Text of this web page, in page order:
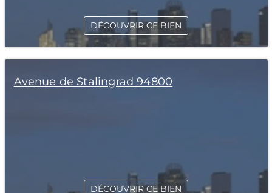
DÉCOUVRIR CE BIEN
Avenue de Stalingrad 94800
DÉCOUVRIR CE BIEN